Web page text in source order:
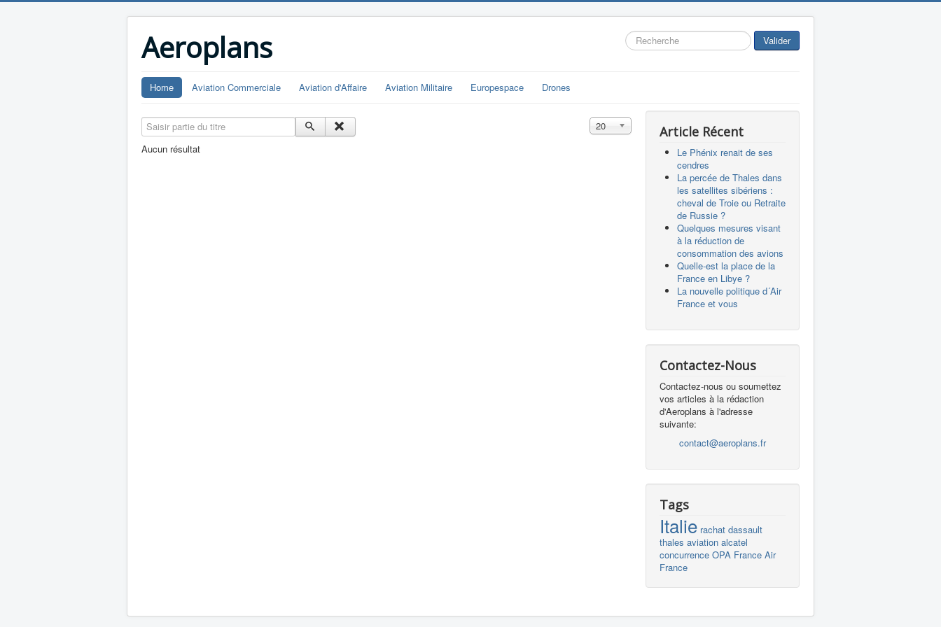
Aeroplans Rechercher Valider
Home Aviation Commerciale Aviation d'Affaire Aviation Militaire Europespace Drones
Saisir partie du titre Affichage #
20
Aucun résultat
Article Récent
Le Phénix renait de ses
cendres
La percée de Thales dans
les satellites sibériens :
cheval de Troie ou Retraite
de Russie ?
Quelques mesures visant
à la réduction de
consommation des avions
Quelle-est la place de la
France en Libye ?
La nouvelle politique d´Air
France et vous
Contactez-Nous
Contactez-nous ou soumettez
vos articles à la rédaction
d'Aeroplans à l'adresse
suivante:
contact@aeroplans.fr
Tags
Italie rachat dassault
thales aviation alcatel
concurrence OPA France Air
France